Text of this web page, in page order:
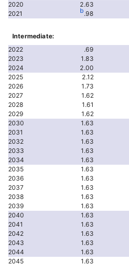
2020
2.63
2021
b.98
Intermediate:
2022
.69
2023
1.83
2024
2.00
2025
2.12
2026
1.73
2027
1.62
2028
1.61
2029
1.62
2030
1.63
2031
1.63
2032
1.63
2033
1.63
2034
1.63
2035
1.63
2036
1.63
2037
1.63
2038
1.63
2039
1.63
2040
1.63
2041
1.63
2042
1.63
2043
1.63
2044
1.63
2045
1.63